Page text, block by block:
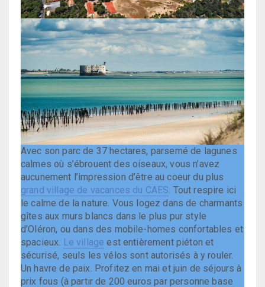
Avec son parc de 37 hectares, parsemé de lagunes
calmes où s’ébrouent des oiseaux, vous n’avez
aucunement l’impression d’être au coeur du plus
grand village de vacances du CAES . Tout respire ici
le calme de la nature. Vous logez dans de charmants
gîtes aux murs blancs dans le plus pur style
d’Oléron, ou dans des mobile-homes confortables et
spacieux. Le village est entièrement piéton et
sécurisé, seuls les vélos sont autorisés à y rouler.
Un havre de paix. Profitez en mai et juin de séjours à
prix fous (à partir de 200 euros par personne base